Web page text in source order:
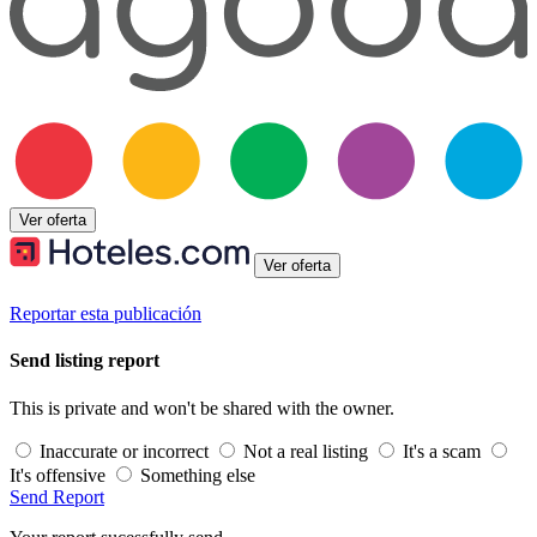
Ver oferta
Ver oferta
Reportar esta publicación
Send listing report
This is private and won't be shared with the owner.
Inaccurate or incorrect Not a real listing
It's a scam
It's offensive
Something else
Send Report